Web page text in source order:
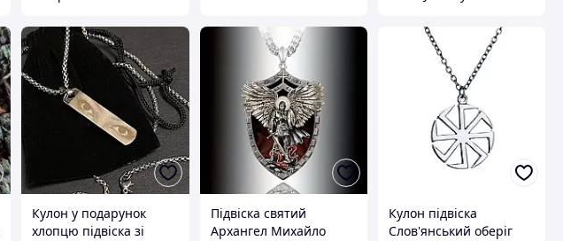
Кулон у подарунок
хлопцю підвіска зі
Підвіска святий
Архангел Михайло
Кулон підвіска
Слов'янський оберіг